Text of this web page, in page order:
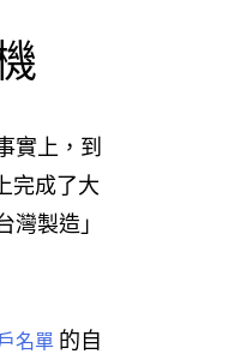
實上，到
完成了大
製造」
名單 的自